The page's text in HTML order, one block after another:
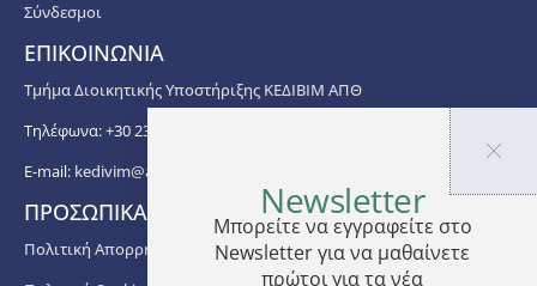
Σύνδεσμοι
ΕΠΙΚΟΙΝΩΝΙΑ
Τμήμα Διοικητικής Υποστήριξης ΚΕΔΙΒΙΜ ΑΠΘ
Τηλέφωνα: +30 2310 99 67 -76, -88, -82, -83, -81
E-mail: kedivim@auth.gr
ΠΡΟΣΩΠΙΚΑ ΔΕΔΟΜΕΝΑ
Πολιτική Απορρήτου
Newsletter
Μπορείτε να εγγραφείτε στο
Newsletter για να μαθαίνετε
πρώτοι για τα νέα